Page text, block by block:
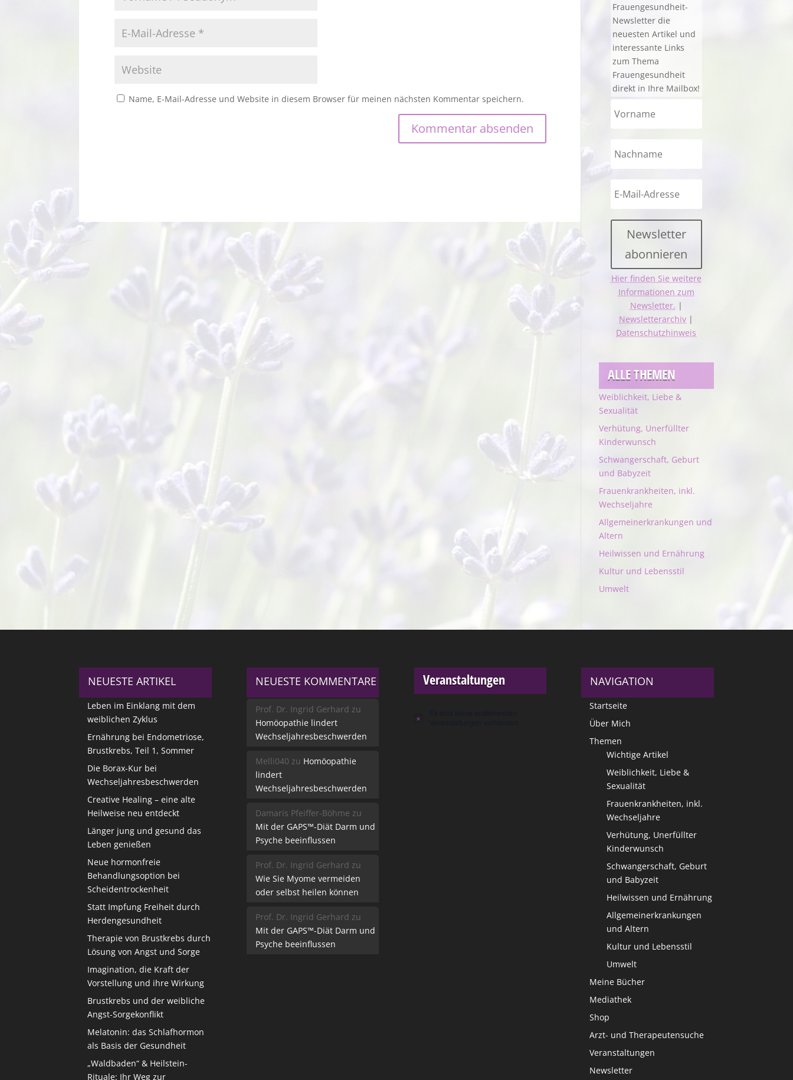
Name, E-Mail-Adresse und Website in diesem Browser für meinen nächsten Kommentar speichern.
Frauengesundheit-
Newsletter die
neuesten Artikel und
interessante Links
zum Thema
Frauengesundheit
direkt in Ihre Mailbox!
Newsletter
abonnieren
Hier finden Sie weitere
Informationen zum
Newsletter. |
Newsletterarchiv |
Datenschutzhinweis
ALLE THEMEN
Weiblichkeit, Liebe &
Sexualität
Verhütung, Unerfüllter
Kinderwunsch
Schwangerschaft, Geburt
und Babyzeit
Frauenkrankheiten, inkl.
Wechseljahre
Allgemeinerkrankungen und
Altern
Heilwissen und Ernährung
Kultur und Lebensstil
Umwelt
NEUESTE ARTIKEL
Leben im Einklang mit dem
weiblichen Zyklus
Ernährung bei Endometriose,
Brustkrebs, Teil 1, Sommer
Die Borax-Kur bei
Wechseljahresbeschwerden
Creative Healing – eine alte
Heilweise neu entdeckt
Länger jung und gesund das
Leben genießen
Neue hormonfreie
Behandlungsoption bei
Scheidentrockenheit
Statt Impfung Freiheit durch
Herdengesundheit
Therapie von Brustkrebs durch
Lösung von Angst und Sorge
Imagination, die Kraft der
Vorstellung und ihre Wirkung
Brustkrebs und der weibliche
Angst-Sorgekonflikt
Melatonin: das Schlafhormon
als Basis der Gesundheit
„Waldbaden“ & Heilstein-
Rituale: Ihr Weg zur
NEUESTE KOMMENTARE
Prof. Dr. Ingrid Gerhard zu
Homöopathie lindert
Wechseljahresbeschwerden
Melli040 zu Homöopathie
lindert
Wechseljahresbeschwerden
Damaris Pfeiffer-Böhme zu
Mit der GAPS™-Diät Darm und
Psyche beeinflussen
Prof. Dr. Ingrid Gerhard zu
Wie Sie Myome vermeiden
oder selbst heilen können
Prof. Dr. Ingrid Gerhard zu
Mit der GAPS™-Diät Darm und
Psyche beeinflussen
Veranstaltungen
Hinweis
NAVIGATION
Startseite
Über Mich
Themen
Wichtige Artikel
Weiblichkeit, Liebe &
Sexualität
Frauenkrankheiten, inkl.
Wechseljahre
Verhütung, Unerfüllter
Kinderwunsch
Schwangerschaft, Geburt
und Babyzeit
Heilwissen und Ernährung
Allgemeinerkrankungen
und Altern
Kultur und Lebensstil
Umwelt
Meine Bücher
Mediathek
Shop
Arzt- und Therapeutensuche
Veranstaltungen
Newsletter